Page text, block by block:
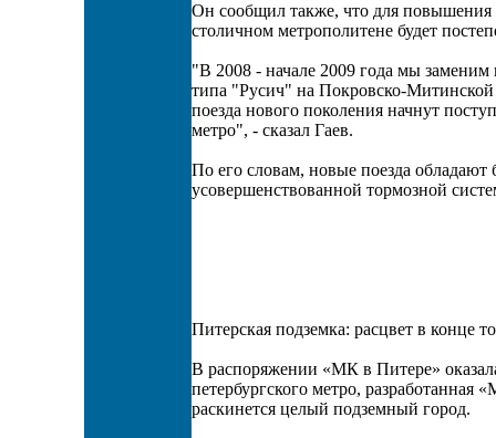
Он сообщил также, что для повышения
столичном метрополитене будет
"В 2008 - начале 2009 года мы заменим
типа "Русич" на Покровско-
поезда нового поколения начнут
метро", - сказал Гаев.
По его словам, новые поезда
усовершенствованной тормозной
Питерская подземка: расцвет в конце
В распоряжении «МК в Питере»
петербургского метро, разработанная
раскинется целый подземный город.